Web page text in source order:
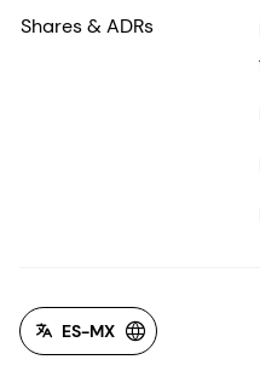
Shares & ADRs
ES-MX